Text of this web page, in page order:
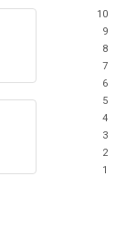
10
9
8
7
6
5
4
3
2
1